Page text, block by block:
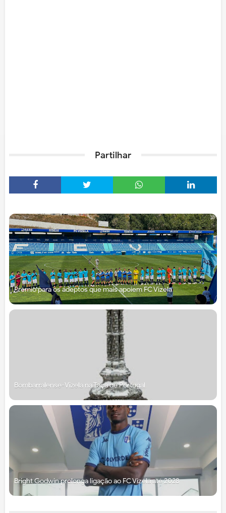
Partilhar
Prémio para os adeptos que mais apoiem FC Vizela
Bombarralense-Vizela na Taça de Portugal
Bright Godwin prolonga ligação ao FC Vizela até 2028